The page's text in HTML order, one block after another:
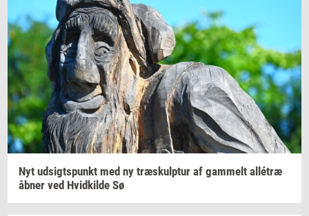
Nyt ud­sigts­punkt med ny træskul­p­tur af gam­melt allétræ
åbner ved Hvid­kil­de Sø